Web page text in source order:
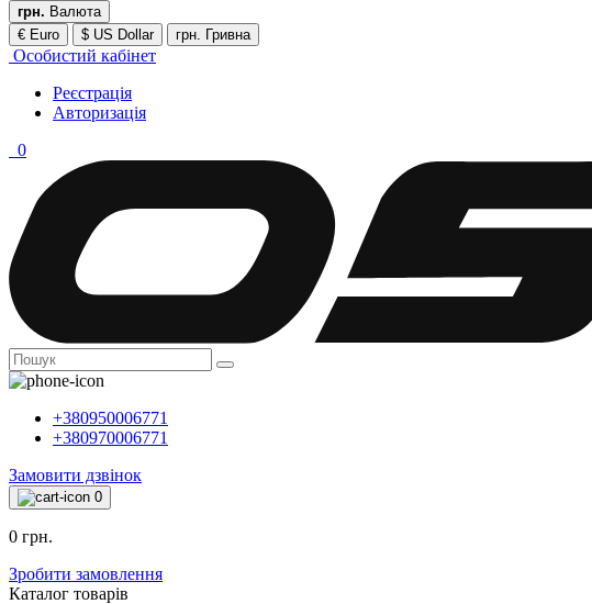
грн. Валюта
€ Euro
$ US Dollar грн. Гривна
Особистий кабінет
Реєстрація
Авторизація
0
+380950006771
+380970006771
Замовити дзвінок
0
0 грн.
Зробити замовлення
Каталог товарiв